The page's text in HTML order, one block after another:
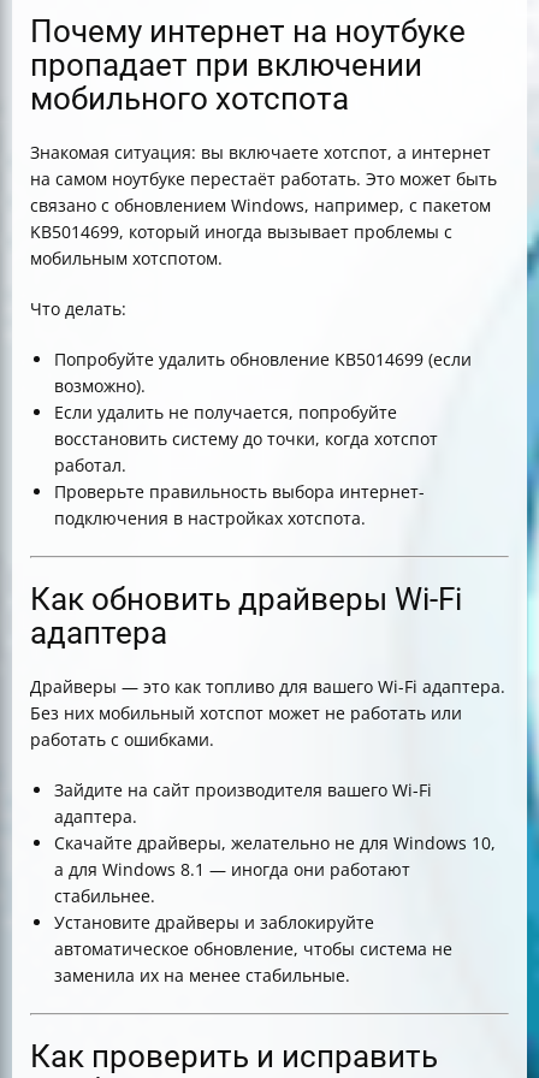
Почему интернет на ноутбуке
пропадает при включении
мобильного хотспота
Знакомая ситуация: вы включаете хотспот, а интернет
на самом ноутбуке перестаёт работать. Это может быть
связано с обновлением Windows, например, с пакетом
KB5014699, который иногда вызывает проблемы с
мобильным хотспотом.
Что делать:
Попробуйте удалить обновление KB5014699 (если
возможно).
Если удалить не получается, попробуйте
восстановить систему до точки, когда хотспот
работал.
Проверьте правильность выбора интернет-
подключения в настройках хотспота.
Как обновить драйверы Wi-Fi
адаптера
Драйверы — это как топливо для вашего Wi-Fi адаптера.
Без них мобильный хотспот может не работать или
работать с ошибками.
Зайдите на сайт производителя вашего Wi-Fi
адаптера.
Скачайте драйверы, желательно не для Windows 10,
а для Windows 8.1 — иногда они работают
стабильнее.
Установите драйверы и заблокируйте
автоматическое обновление, чтобы система не
заменила их на менее стабильные.
Как проверить и исправить